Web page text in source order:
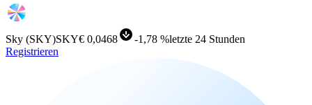
Sky (SKY)SKY€ 0,0468 -1,78 %letzte 24 Stunden
Registrieren